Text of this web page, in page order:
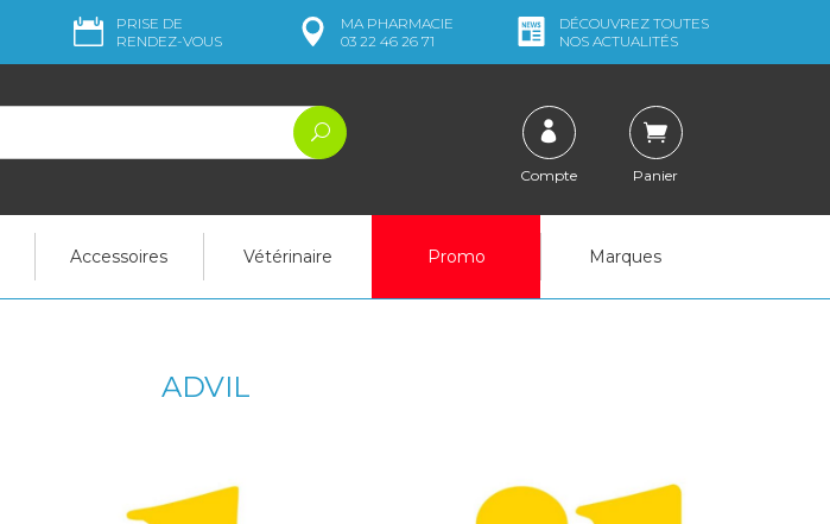
PRISE DE
RENDEZ-VOUS
MAPHARMACIE
03 22 46 26 71
DÉCOUVREZ TOUTES
NOS ACTUALITÉS
Compte Panier
Accessoires Vétérinaire Promo Marques
ADVIL